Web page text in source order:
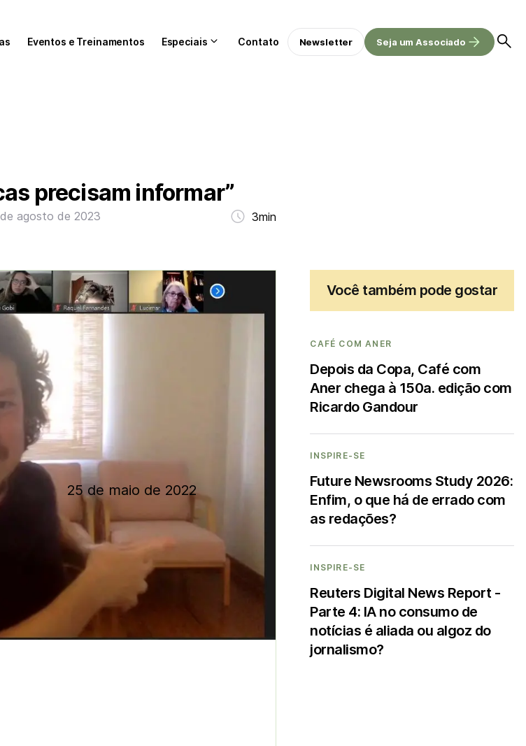
Eventos e Treinamentos Especiais Contato Newsletter Seja um Associado
precisam informar”
agosto de 2023 3min
25 de maio de 2022
Você também pode gostar
CAFÉ COM ANER
Depois da Copa, Café com
Aner chega à 150a. edição com
Ricardo Gandour
INSPIRE-SE
Future Newsrooms Study 2026:
Enfim, o que há de errado com
as redações?
INSPIRE-SE
Reuters Digital News Report -
Parte 4: IA no consumo de
notícias é aliada ou algoz do
jornalismo?